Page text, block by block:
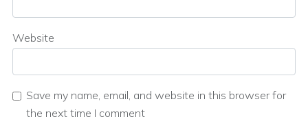
Website
Save my name, email, and website in this browser for
the next time I comment